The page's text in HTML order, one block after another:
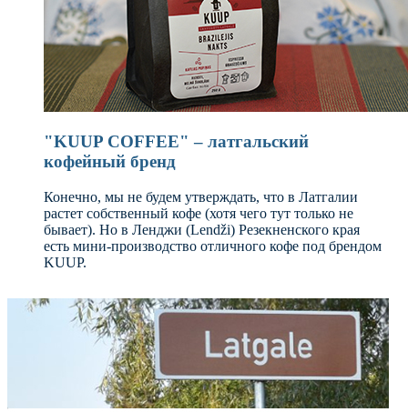
"KUUP COFFEE" – латгальский
кофейный бренд
Конечно, мы не будем утверждать, что в Латгалии
растет собственный кофе (хотя чего тут только не
бывает). Но в Ленджи (Lendži) Резекненского края
есть мини-производство отличного кофе под брендом
KUUP.